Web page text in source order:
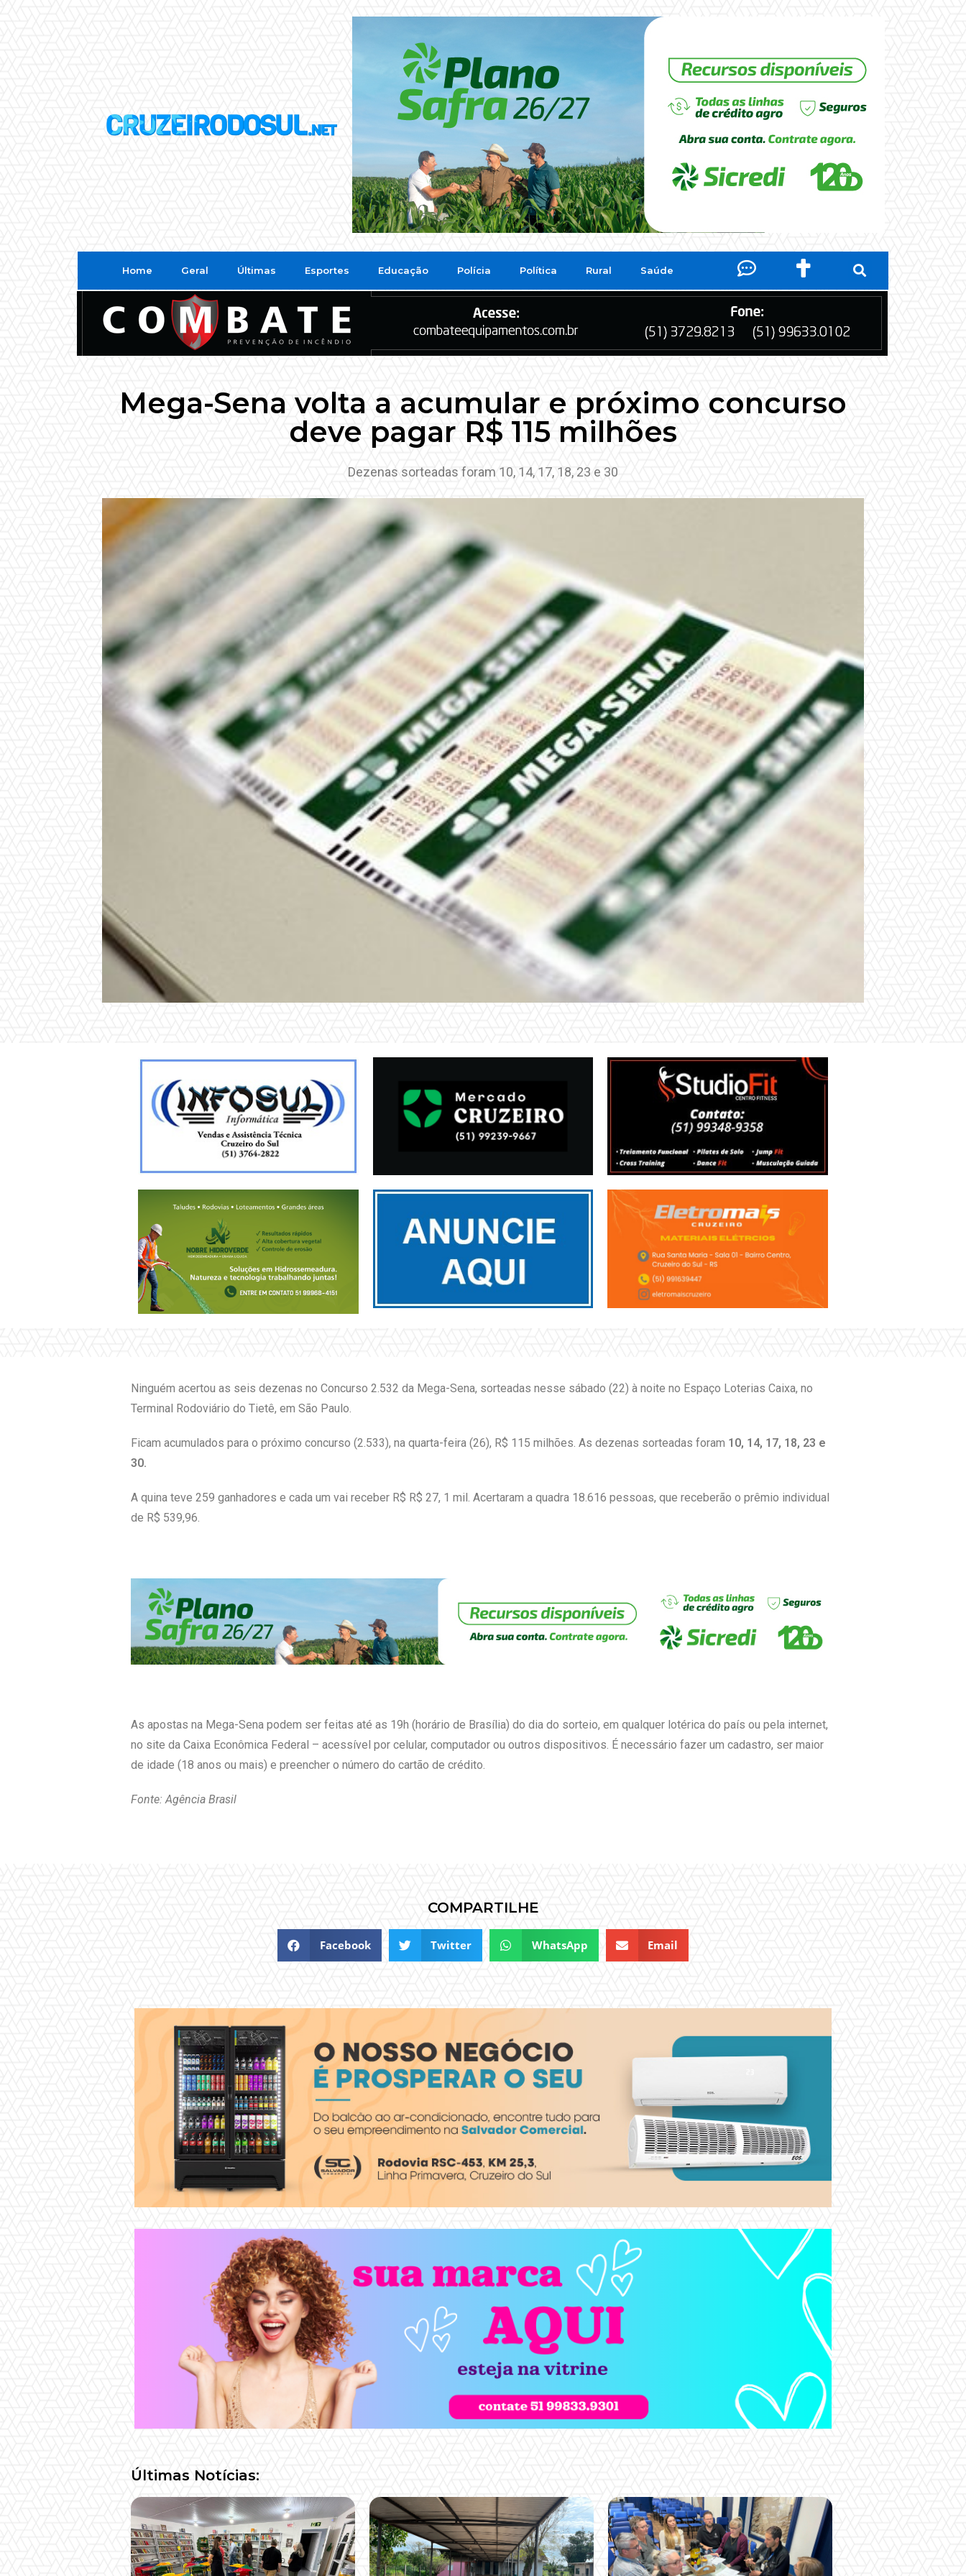
Home Geral Últimas Esportes Educação Polícia Política Rural Saúde
Mega-Sena volta a acumular e próximo concurso
deve pagar R$ 115 milhões
Dezenas sorteadas foram 10, 14, 17, 18, 23 e 30
Ninguém acertou as seis dezenas no Concurso 2.532 da Mega-Sena, sorteadas nesse sábado (22) à noite no Espaço Loterias Caixa, no
Terminal Rodoviário do Tietê, em São Paulo.
Ficam acumulados para o próximo concurso (2.533), na quarta-feira (26), R$ 115 milhões. As dezenas sorteadas foram 10, 14, 17, 18, 23 e
30.
A quina teve 259 ganhadores e cada um vai receber R$ R$ 27, 1 mil. Acertaram a quadra 18.616 pessoas, que receberão o prêmio individual
de R$ 539,96.
As apostas na Mega-Sena podem ser feitas até as 19h (horário de Brasília) do dia do sorteio, em qualquer lotérica do país ou pela internet,
no site da Caixa Econômica Federal – acessível por celular, computador ou outros dispositivos. É necessário fazer um cadastro, ser maior
de idade (18 anos ou mais) e preencher o número do cartão de crédito.
Fonte: Agência Brasil
COMPARTILHE
Facebook Twitter WhatsApp Email
Últimas Notícias: